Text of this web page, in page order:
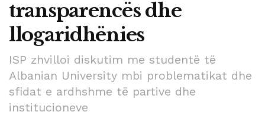
transparencës dhe
llogaridhënies
ISP zhvilloi diskutim me studentë të
Albanian University mbi problematikat dhe
sfidat e ardhshme të partive dhe
institucioneve